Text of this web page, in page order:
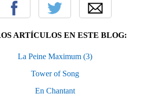
ARTÍCULOS EN ESTE BLOG:
La Peine Maximum (3)
Tower of Song
En Chantant